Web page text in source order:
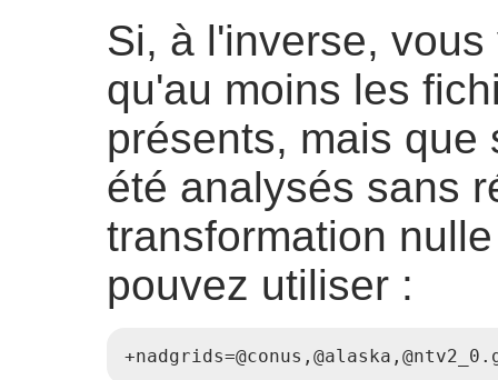
Si, à l'inverse,
qu'au moins les
présents, mais que
été analysés sans
transformation
pouvez utiliser :